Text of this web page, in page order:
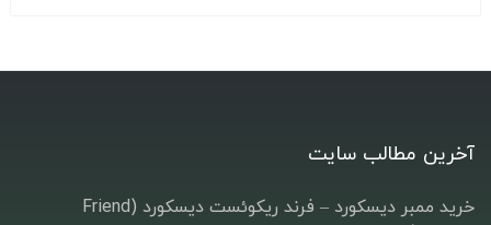
آخرین مطالب سایت
خرید ممبر دیسکورد – فرند ریکوئست دیسکورد (Friend